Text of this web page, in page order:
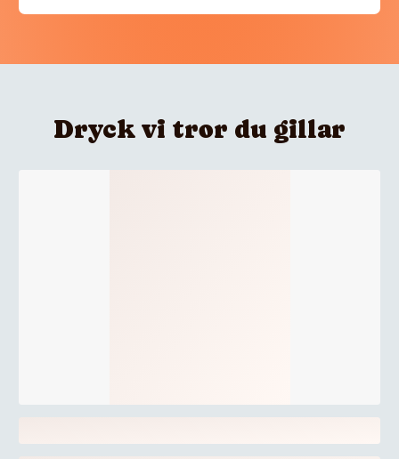
Dryck vi tror du gillar